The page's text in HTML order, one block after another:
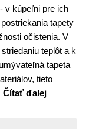
v kúpeľni pre ich
tapety
očistenia. V
teplôt a k
tapeta
tieto
Čítať ďalej